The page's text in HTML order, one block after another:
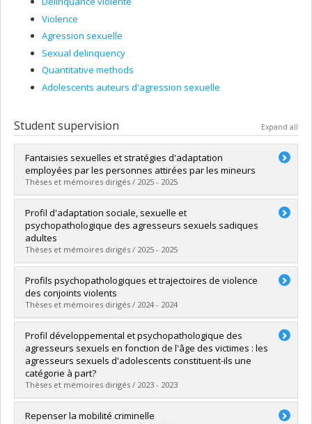
Violence
Agression sexuelle
Sexual delinquency
Quantitative methods
Adolescents auteurs d'agression sexuelle
Student supervision Expand all
Fantaisies sexuelles et stratégies d'adaptation
employées par les personnes attirées par les mineurs
Thèses et mémoires dirigés / 2025 - 2025
Graduate :Garant, Etienne
Cycle :Doctoral
Grade :
Lien vers le document dans Papyrus
Profil d'adaptation sociale, sexuelle et
psychopathologique des agresseurs sexuels sadiques
adultes
Thèses et mémoires dirigés / 2025 - 2025
Graduate :Pellerin, Rose
Cycle :Master's
Grade :M. Sc.
Lien vers le document dans Papyrus
Profils psychopathologiques et trajectoires de violence
des conjoints violents
Thèses et mémoires dirigés / 2024 - 2024
Graduate :Pavy, Alexandre
Cycle :Master's
Grade :M. Sc.
Lien vers le document dans Papyrus
Profil développemental et psychopathologique des
agresseurs sexuels en fonction de l'âge des victimes : les
agresseurs sexuels d'adolescents constituent-ils une
catégorie à part?
Thèses et mémoires dirigés / 2023 - 2023
Graduate :Veillette, Anne-Pénélope
Repenser la mobilité criminelle